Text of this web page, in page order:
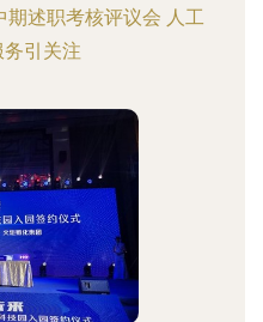
期述职考核评议会 人工
引关注